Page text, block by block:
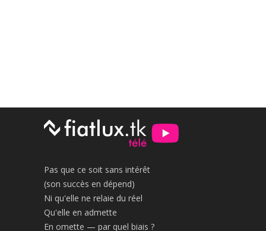
Pas que ce soit sans intérêt
(son succès en dépend)
Ni qu'elle ne relaie du réel
Qu'elle en admette
En omette — par quel biais ?